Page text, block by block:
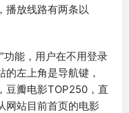
播放线路有两条以
功能，用户在不用登录
左上角是导航键，
豆瓣电影TOP250，直
网站目前首页的电影